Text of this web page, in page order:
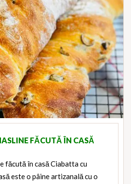
FĂCUTĂ ÎN CASĂ
făcută în casă Ciabatta cu
este o pâine artizanală cu o